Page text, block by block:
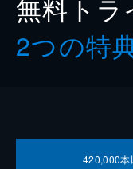
無料トラ
2つの特
420,000本